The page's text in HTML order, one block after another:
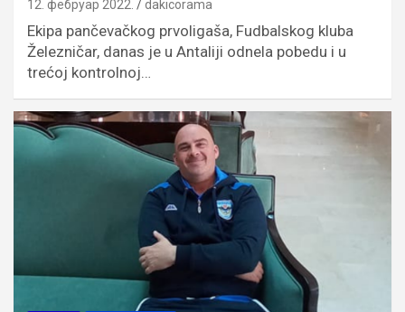
12. фебруар 2022. dakicorama
Ekipa pančevačkog prvoligaša, Fudbalskog kluba
Železničar, danas je u Antaliji odnela pobedu i u
trećoj kontrolnoj…